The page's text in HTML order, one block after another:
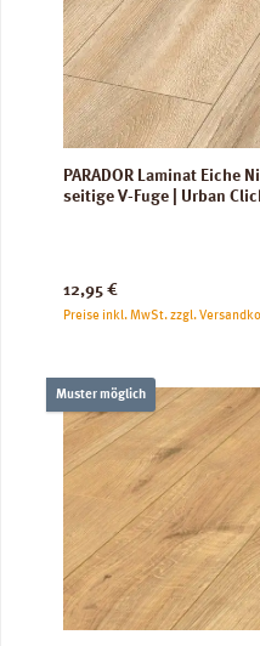
PARADOR Laminat Eiche
seitige V-Fuge | Urban
Regulärer Preis:
12,95 €
Preise inkl. MwSt. zzgl.
Muster möglich